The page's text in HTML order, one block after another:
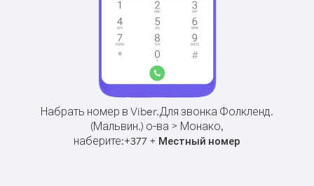
Набрать номер в Viber.Для звонка Фолкленд.
(Мальвин.) о-ва > Монако,
наберите:+377 + Местный номер